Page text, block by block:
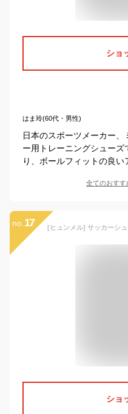
ショ
はま玲(60代・男性)
日本のスポーツメーカー
ー用トレーニングシュー
り、ボールフィットの良い
全てのおすす
no. 17
ショ